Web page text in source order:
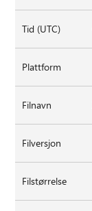
Tid (UTC)
Plattform
Filnavn
Filversjon
Filstørrelse